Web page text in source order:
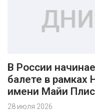
В России
балете в рамках
имени Майи
28 июля 2026